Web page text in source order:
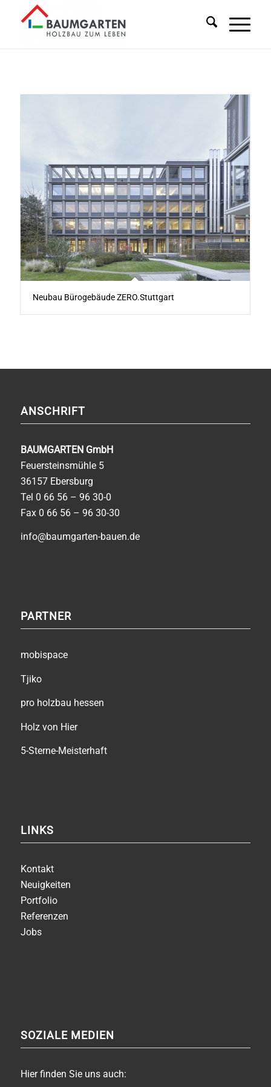
Neubau Bürogebäude ZERO.Stuttgart
ANSCHRIFT
BAUMGARTEN GmbH
Feuersteinsmühle 5
36157 Ebersburg
Tel 0 66 56 – 96 30-0
Fax 0 66 56 – 96 30-30
info@baumgarten-bauen.de
PARTNER
mobispace
Tjiko
pro holzbau hessen
Holz von Hier
5-Sterne-Meisterhaft
LINKS
Kontakt
Neuigkeiten
Portfolio
Referenzen
Jobs
SOZIALE MEDIEN
Hier finden Sie uns auch: